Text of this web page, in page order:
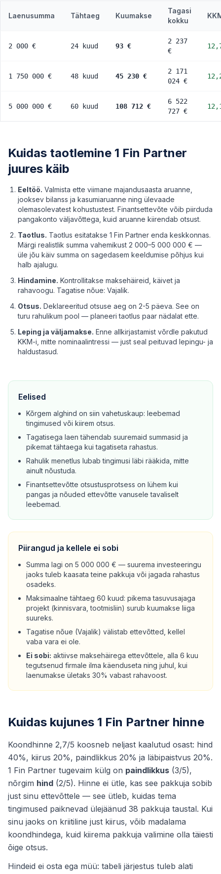
Laenusumma Tähtaeg Kuumakse
Tagasi
kokku
2 000 € 24 kuud 93 €
2 237
€
1 750 000 € 48 kuud 45 230 €
2 171
024 €
5 000 000 € 60 kuud 108 712 €
6 522
727 €
Kuidas taotlemine 1 Fin Partner
juures käib
Eeltöö. Valmista ette viimane majandusaasta aruanne,
jooksev bilanss ja kasumiaruanne ning ülevaade
olemasolevatest kohustustest. Finantsettevõte võib piirduda
pangakonto väljavõttega, kuid aruanne kiirendab otsust.
Taotlus. Taotlus esitatakse 1 Fin Partner enda keskkonnas.
Märgi realistlik summa vahemikust 2 000–5 000 000 € —
üle jõu käiv summa on sagedasem keeldumise põhjus kui
halb ajalugu.
Hindamine. Kontrollitakse maksehäireid, käivet ja
rahavoogu. Tagatise nõue: Vajalik.
Otsus. Deklareeritud otsuse aeg on 2-5 päeva. See on
turu rahulikum pool — planeeri taotlus paar nädalat ette.
Leping ja väljamakse. Enne allkirjastamist võrdle pakutud
KKM-i, mitte nominaalintressi — just seal peituvad lepingu- ja
haldustasud.
Eelised
Kõrgem alghind on siin vahetuskaup: leebemad
tingimused või kiirem otsus.
Tagatisega laen tähendab suuremaid summasid ja
pikemat tähtaega kui tagatiseta rahastus.
Rahulik menetlus lubab tingimusi läbi rääkida, mitte
ainult nõustuda.
Finantsettevõtte otsustusprotsess on lühem kui
pangas ja nõuded ettevõtte vanusele tavaliselt
leebemad.
Piirangud ja kellele ei sobi
Summa lagi on 5 000 000 € — suurema investeeringu
jaoks tuleb kaasata teine pakkuja või jagada rahastus
osadeks.
Maksimaalne tähtaeg 60 kuud: pikema tasuvusajaga
projekt (kinnisvara, tootmisliin) surub kuumakse liiga
suureks.
Tagatise nõue (Vajalik) välistab ettevõtted, kellel
vaba vara ei ole.
Ei sobi: aktiivse maksehäirega ettevõttele, alla 6 kuu
tegutsenud firmale ilma käenduseta ning juhul, kui
laenumakse ületaks 30% vabast rahavoost.
Kuidas kujunes 1 Fin Partner hinne
Koondhinne 2,7/5 koosneb neljast kaalutud osast: hind
40%, kiirus 20%, paindlikkus 20% ja läbipaistvus 20%.
1 Fin Partner tugevaim külg on paindlikkus (3/5),
nõrgim hind (2/5). Hinne ei ütle, kas see pakkuja sobib
just sinu ettevõttele — see ütleb, kuidas tema
tingimused paiknevad ülejäänud 38 pakkuja taustal. Kui
sinu jaoks on kriitiline just kiirus, võib madalama
koondhindega, kuid kiirema pakkuja valimine olla täiesti
õige otsus.
Hindeid ei osta ega müü: tabeli järjestus tuleb alati